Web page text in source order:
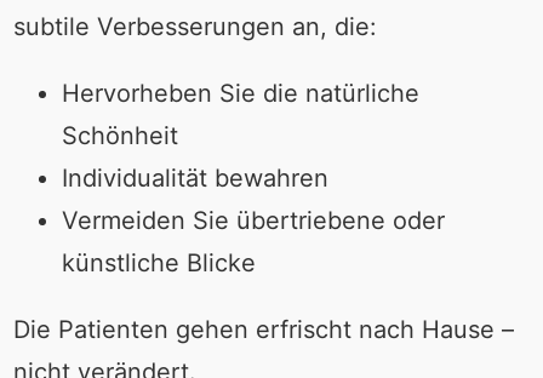
subtile Verbesserungen an, die:
Hervorheben Sie die natürliche
Schönheit
Individualität bewahren
Vermeiden Sie übertriebene oder
künstliche Blicke
Die Patienten gehen erfrischt nach Hause –
nicht verändert.